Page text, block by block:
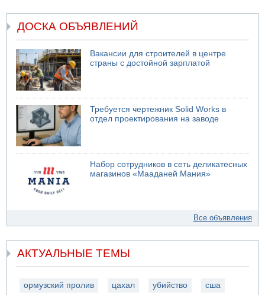
ДОСКА ОБЪЯВЛЕНИЙ
Вакансии для строителей в центре
страны с достойной зарплатой
Требуется чертежник Solid Works в
отдел проектирования на заводе
Набор сотрудников в сеть деликатесных
магазинов «Мааданей Мания»
Все объявления
АКТУАЛЬНЫЕ ТЕМЫ
ормузский пролив цахал убийство сша